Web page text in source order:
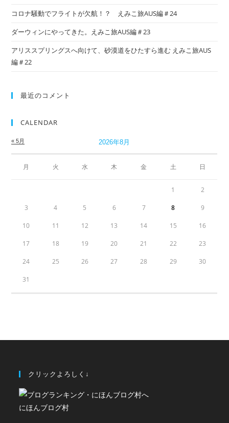
コロナ騒動でフライトが欠航！？ えみこ旅AUS編＃24
ダーウィンにやってきた。えみこ旅AUS編＃23
アリススプリングスへ向けて、砂漠道をひたすら進む えみこ旅AUS
編＃22
最近のコメント
CALENDAR
2026年8月
月 火 水 木 金 土 日
« 5月
1 2
3 4 5 6 7 8 9
10 11 12 13 14 15 16
17 18 19 20 21 22 23
24 25 26 27 28 29 30
31
クリックよろしく↓
にほんブログ村